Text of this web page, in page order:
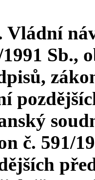
Vládní
1991 Sb.,
č. 591/